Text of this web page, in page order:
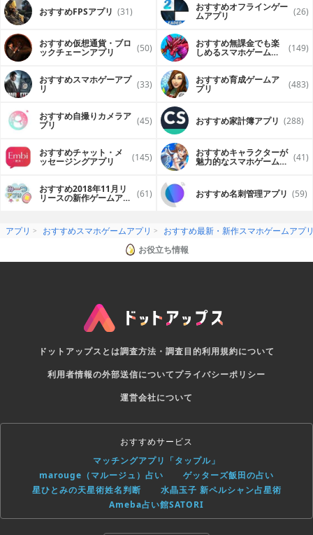
おすすめFPSアプリ (31) おすすめオフラインゲー
ムアプリ (26)
おすすめ仮想通貨・ブロ
ックチェーンアプリ (50) おすすめ無課金でも楽
しめるスマホゲームア (149)
おすすめスマホゲーアプ
リ (33) おすすめ育成ゲームア
プリ (483)
おすすめ自撮りカメラア
プリ (45) おすすめ家計簿アプリ (288)
おすすめチャット・メ
ッセージングアプリ (145) おすすめキャラクターが
魅力的なスマホゲームア (41)
おすすめ2018年11月リ
リースの新作ゲームアプ (61) おすすめ名刺管理アプリ (59)
アプリ おすすめスマホゲームアプリ
おすすめ最新・新作スマホゲームアプ
お役立ち情報
ドットアップスとは調査方法・調査目的利用規約について
利用者情報の外部送信についてプライバシーポリシー
運営会社について
おすすめサービス
マッチングアプリ「タップル」
marouge（マルージュ）占い
ゲッターズ飯田の占い
星ひとみの天星術姓名判断
水晶玉子 新ペルシャン占星術
Ameba占い館SATORI